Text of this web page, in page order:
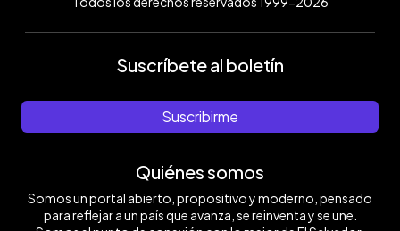
Suscríbete al boletín
Suscribirme
Quiénes somos
Somos un portal abierto, propositivo y moderno, pensado
para reflejar a un país que avanza, se reinventa y se une.